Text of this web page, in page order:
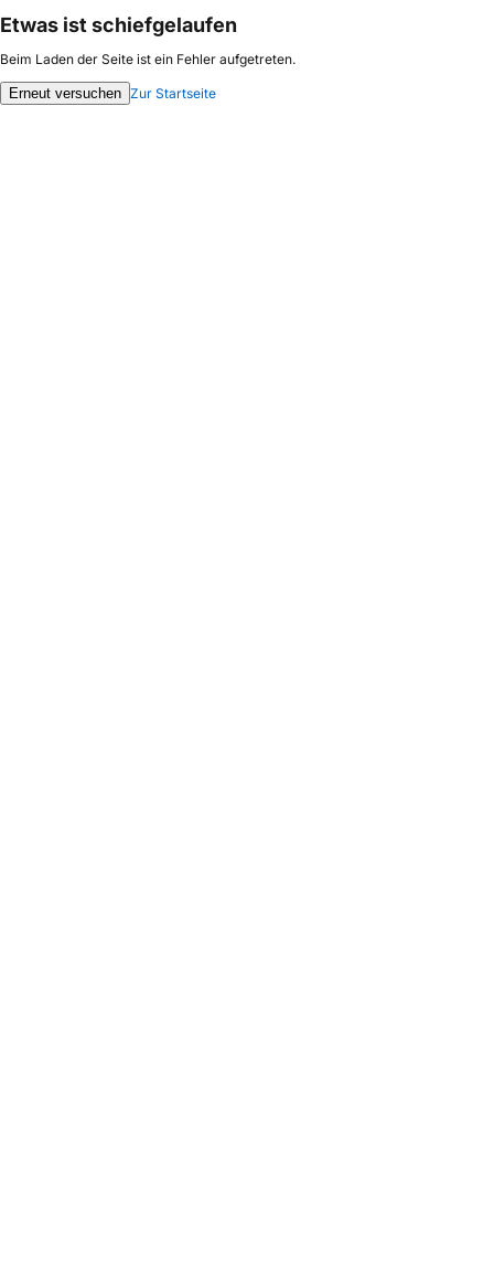
Etwas ist schiefgelaufen
Beim Laden der Seite ist ein Fehler aufgetreten.
Erneut versuchen Zur Startseite